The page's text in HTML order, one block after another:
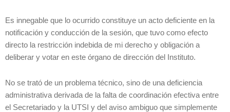
Es innegable que lo ocurrido constituye un acto deficiente en la
notificación y conducción de la sesión, que tuvo como efecto
directo la restricción indebida de mi derecho y obligación a
deliberar y votar en este órgano de dirección del Instituto.
No se trató de un problema técnico, sino de una deficiencia
administrativa derivada de la falta de coordinación efectiva entre
el Secretariado y la UTSI y del aviso ambiguo que simplemente